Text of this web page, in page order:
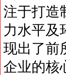
注于打造
力水平及
现出了前
企业的核